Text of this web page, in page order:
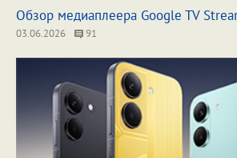
Обзор медиаплеера Google TV
03.06.2026 91